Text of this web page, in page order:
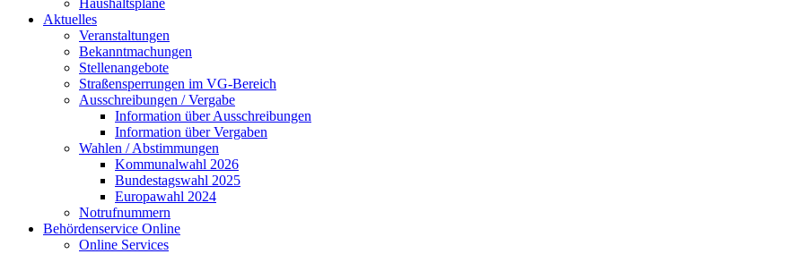
Haushaltspläne
Aktuelles
Veranstaltungen
Bekanntmachungen
Stellenangebote
Straßensperrungen im VG-Bereich
Ausschreibungen / Vergabe
Information über Ausschreibungen
Information über Vergaben
Wahlen / Abstimmungen
Kommunalwahl 2026
Bundestagswahl 2025
Europawahl 2024
Notrufnummern
Behördenservice Online
Online Services